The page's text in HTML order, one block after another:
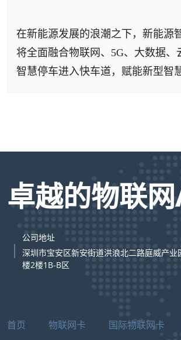
在新能源发展的浪潮之下，新能源
将全面融合物联网、5G、大数据
智慧停车进入快车道，赋能新型智
卓越的物联
公司地址
深圳市宝安区新安街道洪浪北二路庭威产业
楼2楼1B-B区
首页 物联网卡 国际物联网卡